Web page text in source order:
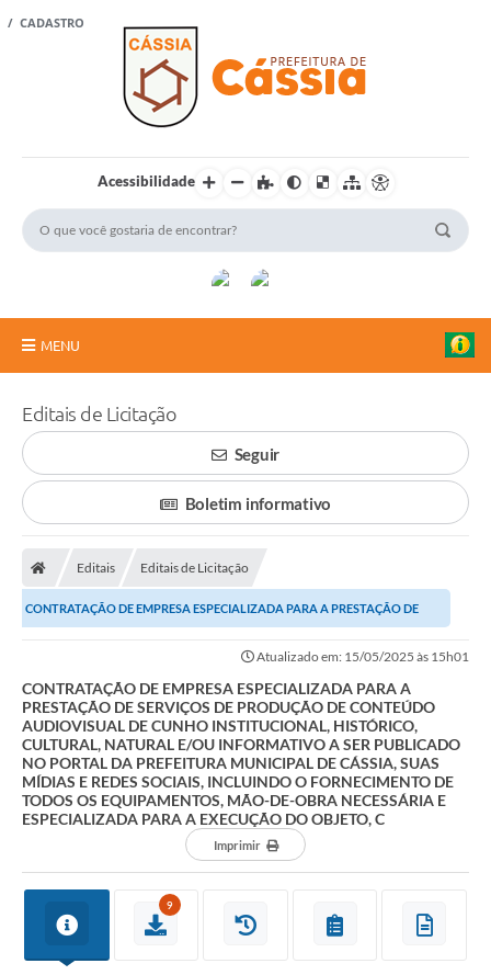
/ CADASTRO
Acessibilidade
MENU
A Vanguarda
Rádio Cultura FM
Ouvidoria
Prefeitura
Publicações Oficiais
Minas Consciente
SIC
Carta de Serviços
Prevenção ao COVID-19 (coronavírus)
Acervo de livros Biblioteca Dr. Octávio Augusto Borges
Editais de Licitação
Seguir
Boletim informativo
Editais Editais de Licitação
CONTRATAÇÃO DE EMPRESA ESPECIALIZADA PARA A PRESTAÇÃO DE
Atualizado em: 15/05/2025 às 15h01
CONTRATAÇÃO DE EMPRESA ESPECIALIZADA PARA A
PRESTAÇÃO DE SERVIÇOS DE PRODUÇÃO DE CONTEÚDO
AUDIOVISUAL DE CUNHO INSTITUCIONAL, HISTÓRICO,
CULTURAL, NATURAL E/OU INFORMATIVO A SER PUBLICADO
NO PORTAL DA PREFEITURA MUNICIPAL DE CÁSSIA, SUAS
MÍDIAS E REDES SOCIAIS, INCLUINDO O FORNECIMENTO DE
TODOS OS EQUIPAMENTOS, MÃO-DE-OBRA NECESSÁRIA E
ESPECIALIZADA PARA A EXECUÇÃO DO OBJETO, C
Imprimir
9